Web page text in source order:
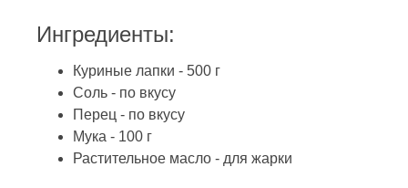
Ингредиенты:
Куриные лапки - 500 г
Соль - по вкусу
Перец - по вкусу
Мука - 100 г
Растительное масло - для жарки